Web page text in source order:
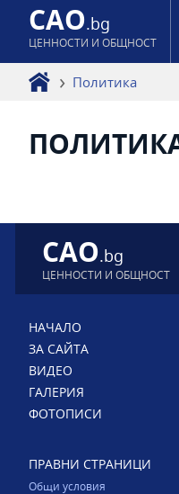
CAO.bg
ЦЕННОСТИ И ОБЩНОСТ
Политика
CAO.bg
ЦЕННОСТИ И ОБЩНОСТ
НАЧАЛО
ЗА САЙТА
ВИДЕО
ГАЛЕРИЯ
ФОТОПИСИ
ПРАВНИ СТРАНИЦИ
Общи условия